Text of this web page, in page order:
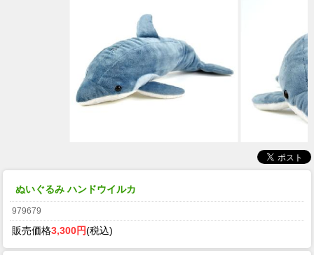
ぬいぐるみ ハンドウイルカ
979679
販売価格3,300円(税込)